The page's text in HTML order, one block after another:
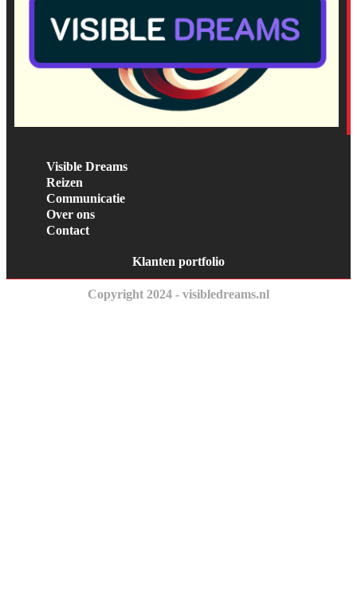
Visible Dreams
Reizen
Communicatie
Over ons
Contact
Klanten portfolio
Copyright 2024 - visibledreams.nl